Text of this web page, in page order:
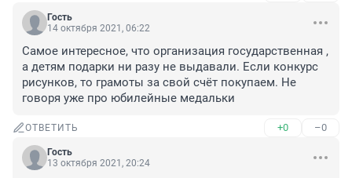
Гость
14 октября 2021, 06:22
Самое интересное, что организация государственная ,
а детям подарки ни разу не выдавали. Если конкурс
рисунков, то грамоты за свой счёт покупаем. Не
говоря уже про юбилейные медальки
ОТВЕТИТЬ +0 –0
Гость
13 октября 2021, 20:24